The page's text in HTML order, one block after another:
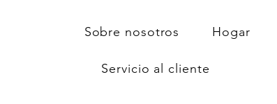
Sobre nosotros Hogar
Servicio al cliente